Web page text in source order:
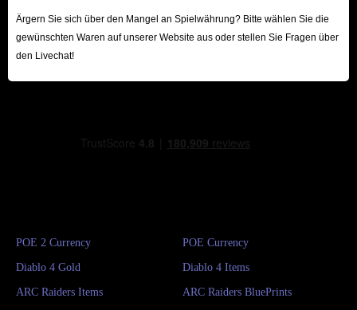
Ärgern Sie sich über den Mangel an Spielwährung? Bitte wählen Sie die
gewünschten Waren auf unserer Website aus oder stellen Sie Fragen über
den Livechat!
POE 2 Currency POE Currency
Diablo 4 Gold Diablo 4 Items
ARC Raiders Items ARC Raiders BluePrints